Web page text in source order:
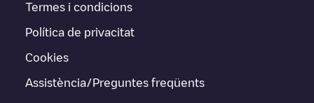
Termes i condicions
Política de privacitat
Cookies
Assistència/Preguntes freqüents